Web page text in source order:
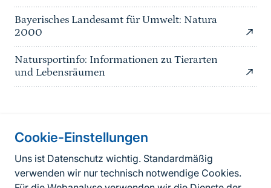
Cookie-Einstellungen
Uns ist Datenschutz wichtig. Standardmäßig
verwenden wir nur technisch notwendige Cookies.
Bayerisches Landesamt für Umwelt: Natura
2000
Natursportinfo: Informationen zu Tierarten
und Lebensräumen
Informationen zur Seite
FußzeileKontakt zum BfN